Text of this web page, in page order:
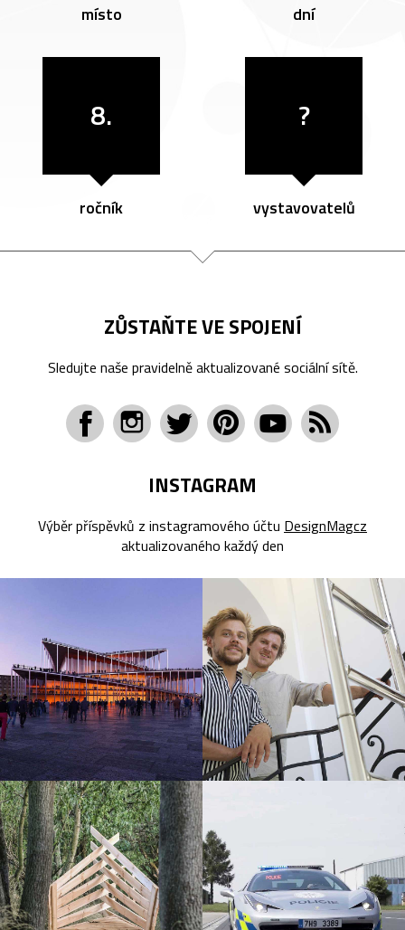
místo dní
8.
ročník
?
vystavovatelů
ZŮSTAŇTE VE SPOJENÍ
Sledujte naše pravidelně aktualizované sociální sítě.
INSTAGRAM
Výběr příspěvků z instagramového účtu DesignMagcz
aktualizovaného každý den